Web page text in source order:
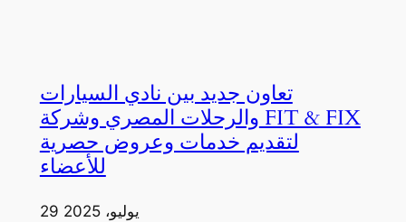
تعاون جديد بين نادي السيارات
والرحلات المصري وشركة FIT & FIX
لتقديم خدمات وعروض حصرية
للأعضاء
29 يوليو، 2025